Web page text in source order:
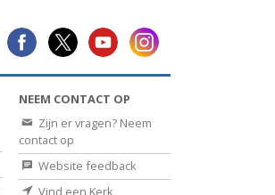
NEEM CONTACT OP
Zijn er vragen? Neem
contact op
Website feedback
Vind een Kerk